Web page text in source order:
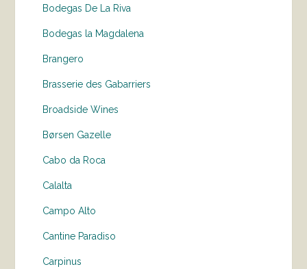
Bodegas De La Riva
Bodegas la Magdalena
Brangero
Brasserie des Gabarriers
Broadside Wines
Børsen Gazelle
Cabo da Roca
Calalta
Campo Alto
Cantine Paradiso
Carpinus